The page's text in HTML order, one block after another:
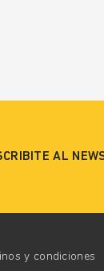
AL
y condiciones